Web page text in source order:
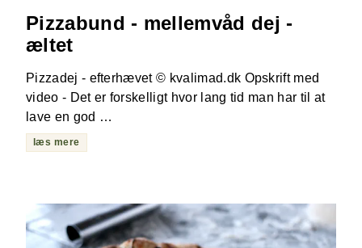
Pizzabund - mellemvåd dej -
æltet
Pizzadej - efterhævet © kvalimad.dk Opskrift med
video - Det er forskelligt hvor lang tid man har til at
lave en god …
læs mere